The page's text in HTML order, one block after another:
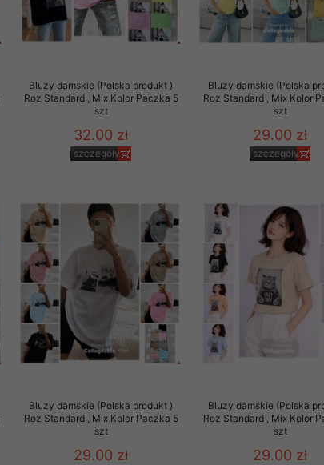
Bluzy damskie (Polska produkt )
Roz Standard , Mix Kolor Paczka 5
szt
32.00 zł
szczegóły
Bluzy damskie (Polska
Roz Standard , Mix Kolor
szt
29.00 zł
szczegóły
Bluzy damskie (Polska produkt )
Roz Standard , Mix Kolor Paczka 5
szt
29.00 zł
Bluzy damskie (Polska
Roz Standard , Mix Kolor
szt
29.00 zł